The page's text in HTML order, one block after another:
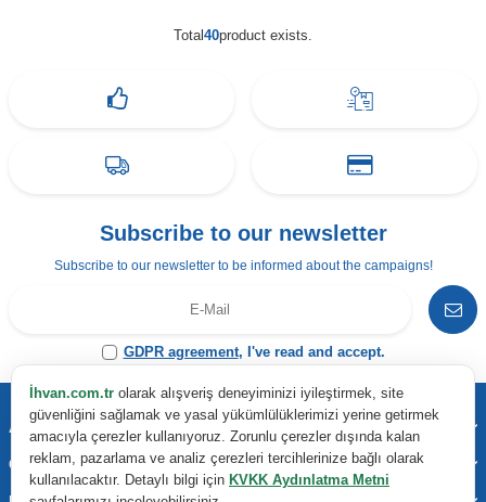
Total40product exists.
Subscribe to our newsletter
Subscribe to our newsletter to be informed about the campaigns!
GDPR agreement, I've read and accept.
Address & Contact
Categories
İhvan.com.tr olarak alışveriş deneyiminizi iyileştirmek, site
güvenliğini sağlamak ve yasal yükümlülüklerimizi yerine getirmek
amacıyla çerezler kullanıyoruz. Zorunlu çerezler dışında kalan
reklam, pazarlama ve analiz çerezleri tercihlerinize bağlı olarak
kullanılacaktır. Detaylı bilgi için KVKK Aydınlatma Metni